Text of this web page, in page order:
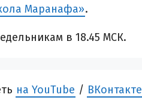
Маранафа».
в 18.45 МСК.
на YouTube / ВКонтакте